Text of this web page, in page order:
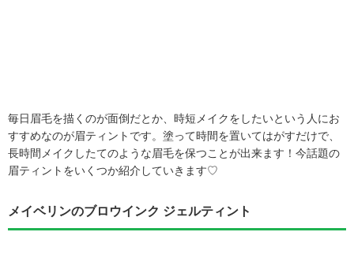
毎日眉毛を描くのが面倒だとか、時短メイクをしたいという人にお
すすめなのが眉ティントです。塗って時間を置いてはがすだけで、
長時間メイクしたてのような眉毛を保つことが出来ます！今話題の
眉ティントをいくつか紹介していきます♡
メイベリンのブロウインク ジェルティント